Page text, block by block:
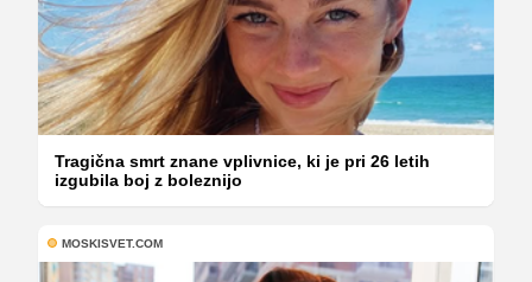
Tragična smrt znane vplivnice, ki je pri 26 letih
izgubila boj z boleznijo
MOSKISVET.COM